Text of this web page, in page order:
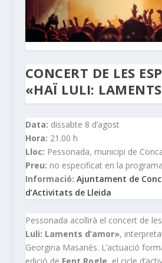
CONCERT DE LES
«HAÏ LULI:
Data: dissabte 8 d’agost
Hora: 21.00 h
Lloc: Pessonada, municipi de
Preu: no especificat en la
Informació: Ajuntament de
d’Activitats de Lleida
Pessonada acollirà el concert de
Luli: Laments d’amor»,
Georgina Masanés. L’actuació